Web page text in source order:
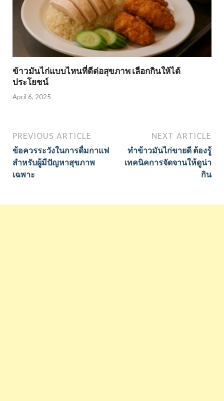
ข้าวมันไก่แบบไหนที่ดีต่อสุขภาพ เลือกกินให้ได้
ประโยชน์
April 6, 2025
PREVIOUS ARTICLE
ข้อควรระวังในการดื่มกาแฟ
สำหรับผู้มีปัญหาสุขภาพ
เฉพาะ
NEXT ARTICLE
ทำข้าวมันไก่ขายดี ต้องรู้
เทคนิคการจัดจานให้ดูน่า
กิน